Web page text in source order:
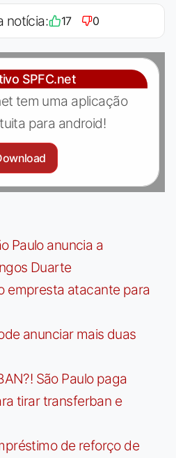
notícia: 17 0
SPFC.net
tem uma aplicação
para android!
Paulo anuncia a
Duarte
empresta atacante para
anunciar mais duas
São Paulo paga
tirar transferban e
de reforço de